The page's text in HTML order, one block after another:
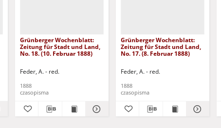
Grünberger Wochenblatt:
Zeitung für Stadt und Land,
No. 18. (10. Februar 1888)
Feder, A. - red.
1888
czasopisma
Grünberger Wochenblatt:
Zeitung für Stadt und Land,
No. 17. (8. Februar 1888)
Feder, A. - red.
1888
czasopisma